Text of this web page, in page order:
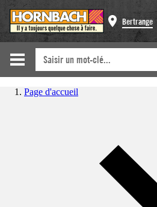
Bertrange
Page d'accueil